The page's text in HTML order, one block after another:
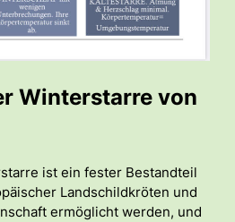
Winterstarre von
ist ein fester Bestandteil
Landschildkröten und
ermöglicht werden, und